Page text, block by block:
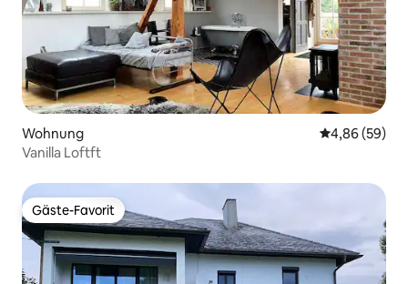
Wohnung
4,86 (59)
Vanilla Loftft
Gäste-Favorit
Gäste-Favorit